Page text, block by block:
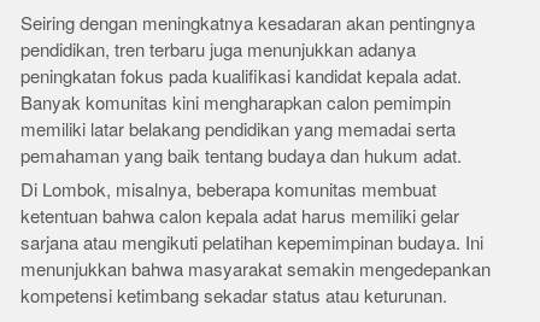
Seiring dengan meningkatnya kesadaran akan pentingnya
pendidikan, tren terbaru juga menunjukkan adanya
peningkatan fokus pada kualifikasi kandidat kepala adat.
Banyak komunitas kini mengharapkan calon pemimpin
memiliki latar belakang pendidikan yang memadai serta
pemahaman yang baik tentang budaya dan hukum adat.
Di Lombok, misalnya, beberapa komunitas membuat
ketentuan bahwa calon kepala adat harus memiliki gelar
sarjana atau mengikuti pelatihan kepemimpinan budaya. Ini
menunjukkan bahwa masyarakat semakin mengedepankan
kompetensi ketimbang sekadar status atau keturunan.